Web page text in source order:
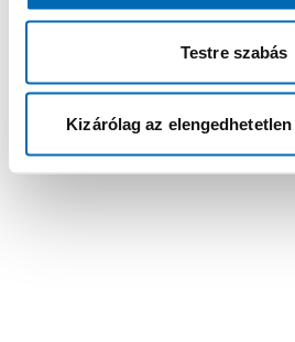
Testre szabás
Kizárólag az